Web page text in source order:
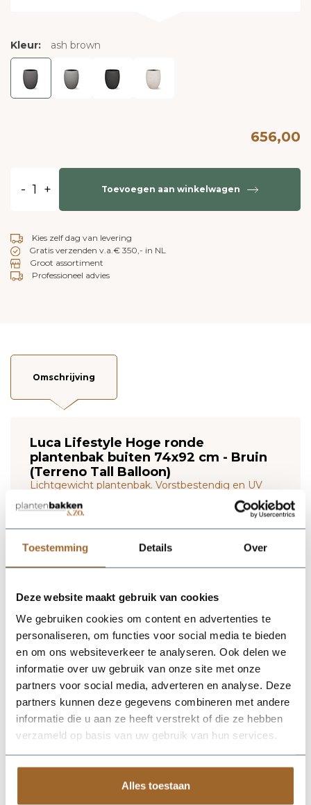
Toestemming Details Over
Deze website maakt gebruik van cookies
We gebruiken cookies om content en advertenties te
personaliseren, om functies voor social media te bieden
en om ons websiteverkeer te analyseren. Ook delen we
informatie over uw gebruik van onze site met onze
partners voor social media, adverteren en analyse. Deze
partners kunnen deze gegevens combineren met andere
informatie die u aan ze heeft verstrekt of die ze hebben
verzameld op basis van uw gebruik van hun services.
Alles toestaan
Kleur: ash brown
656,00
- + Toevoegen aan winkelwagen
Kies zelf dag van levering
Gratis verzenden v.a.€ 350,- in NL
Groot assortiment
Professioneel advies
Omschrijving
Luca Lifestyle Hoge ronde
plantenbak buiten 74x92 cm - Bruin
(Terreno Tall Balloon)
Lichtgewicht plantenbak. Vorstbestendig en UV
Wij leveren rechtstreeks vanuit het magazijn van
Luca Lifestyle. Mocht het product niet op voorraad
zijn, nemen we contact met je op.
brengt direct sfeer, volume en een verzorgde uitstraling in elke
ruimte. Dankzij de hoge bolvorm krijgt deze plantenbak een
herkenbaar silhouet dat mooi combineert met zowel moderne
als natuurlijke interieurs. De kleur asbruin geeft het ontwerp
een rustige, stijlvolle basis en laat groen extra goed tot zijn
recht komen. Het buitenformaat is 74 x 74 x 92 cm, waardoor
de bak voldoende aanwezigheid heeft zonder zijn elegante
vorm te verliezen. Praktische kenmerken: plantgat Ø54.5 en
inhoud 580 liter. De afwerking in fiberglas zorgt voor een luxe
look en maakt deze plantenbak geschikt voor styling in huis,
maten of kleuren uit dezelfde serie voor een krachtig en